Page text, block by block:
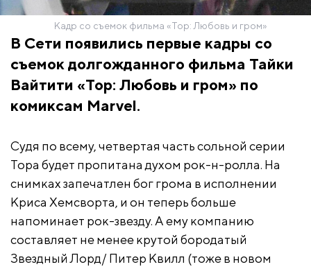
Кадр со съемок фильма «Тор: Любовь и гром»
В Сети появились первые кадры со
съемок долгожданного фильма Тайки
Вайтити «Тор: Любовь и гром» по
комиксам Marvel.
Судя по всему, четвертая часть сольной серии
Тора будет пропитана духом рок-н-ролла. На
снимках запечатлен бог грома в исполнении
Криса Хемсворта, и он теперь больше
напоминает рок-звезду. А ему компанию
составляет не менее крутой бородатый
Звездный Лорд/ Питер Квилл (тоже в новом